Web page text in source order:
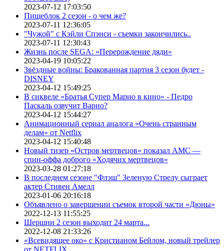
2023-07-12 17:03:50
Пищеблок 2 сезон - о чем же?
2023-07-11 12:36:05
"Чужой" с Кэйли Спэнси - съемки закончились..
2023-07-11 12:30:43
Жизнь после SEGA: «Перерождение дяди»
2023-04-19 10:05:22
Звёздные войны: Бракованная партия 3 сезон будет -
DISNEY
2023-04-12 15:49:25
В сиквеле «Братья Супер Марио в кино» - Педро
Паскаль озвучит Варио?
2023-04-12 15:44:27
Анимационный сериал аналога «Очень странным
делам» от Netflix
2023-04-12 15:40:48
Новый тизер «Остров мертвецов» показал АМС —
спин-оффа доброго «Ходячих мертвецов»
2023-03-28 01:27:18
В последнем сезоне "Флэш" Зеленую Стрелу сыграет
актер Стивен Амелл
2023-01-06 20:16:18
Объявлено о завершении съемок второй части «Дюны»
2022-12-13 11:55:25
Шершни 2 сезон выходит 24 марта...
2022-12-08 21:33:26
«Всевидящее око» с Кристианом Бейлом, новый трейлер
от NETFLIX